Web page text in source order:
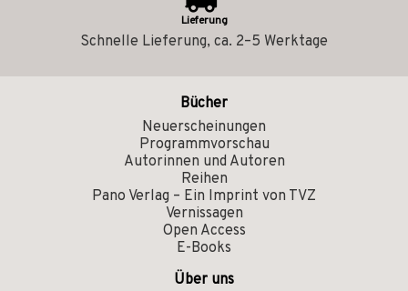
Lieferung
Schnelle Lieferung, ca. 2–5 Werktage
Bücher
Neuerscheinungen
Programmvorschau
Autorinnen und Autoren
Reihen
Pano Verlag – Ein Imprint von TVZ
Vernissagen
Open Access
E-Books
Über uns